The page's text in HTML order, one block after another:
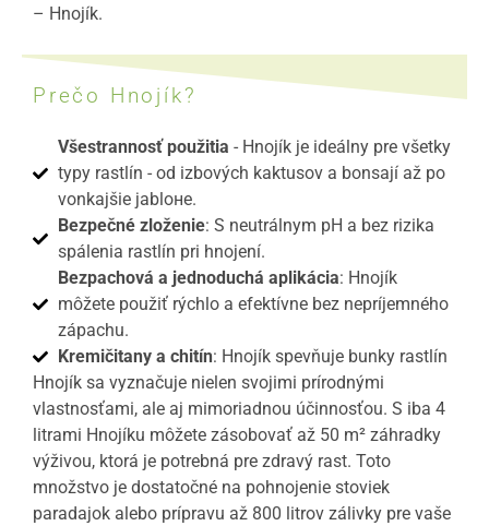
– Hnojík.
Prečo Hnojík?
Všestrannosť použitia - Hnojík je ideálny pre všetky
typy rastlín - od izbových kaktusov a bonsají až po
vonkajšie jabloне.
Bezpečné zloženie: S neutrálnym pH a bez rizika
spálenia rastlín pri hnojení.
Bezpachová a jednoduchá aplikácia: Hnojík
môžete použiť rýchlo a efektívne bez nepríjemného
zápachu.
Kremičitany a chitín: Hnojík spevňuje bunky rastlín
Hnojík sa vyznačuje nielen svojimi prírodnými
vlastnosťami, ale aj mimoriadnou účinnosťou. S iba 4
litrami Hnojíku môžete zásobovať až 50 m² záhradky
výživou, ktorá je potrebná pre zdravý rast. Toto
množstvo je dostatočné na pohnojenie stoviek
paradajok alebo prípravu až 800 litrov zálivky pre vaše